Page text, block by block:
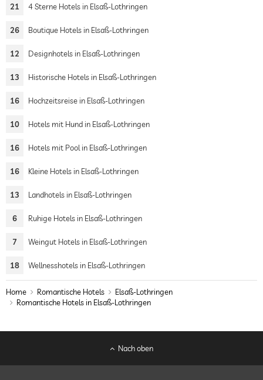
21 4 Sterne Hotels in Elsaß-Lothringen
26 Boutique Hotels in Elsaß-Lothringen
12 Designhotels in Elsaß-Lothringen
13 Historische Hotels in Elsaß-Lothringen
16 Hochzeitsreise in Elsaß-Lothringen
10 Hotels mit Hund in Elsaß-Lothringen
16 Hotels mit Pool in Elsaß-Lothringen
16 Kleine Hotels in Elsaß-Lothringen
13 Landhotels in Elsaß-Lothringen
6 Ruhige Hotels in Elsaß-Lothringen
7 Weingut Hotels in Elsaß-Lothringen
18 Wellnesshotels in Elsaß-Lothringen
Home Romantische Hotels
Elsaß-Lothringen
Romantische Hotels in Elsaß-Lothringen
Nach oben